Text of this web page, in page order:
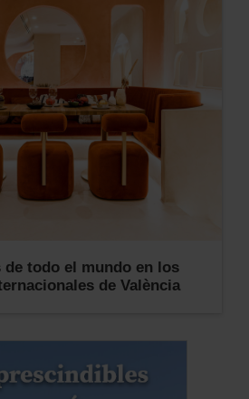
de todo el mundo en los
de València